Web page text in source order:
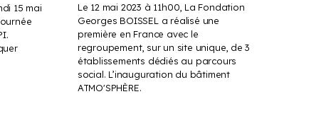
15 mai
Le 12 mai 2023 à 11h00, La Fondation
Georges BOISSEL a réalisé une
première en France avec le
regroupement, sur un site unique, de 3
établissements dédiés au parcours
social. L’inauguration du bâtiment
ATMO'SPHÈRE.